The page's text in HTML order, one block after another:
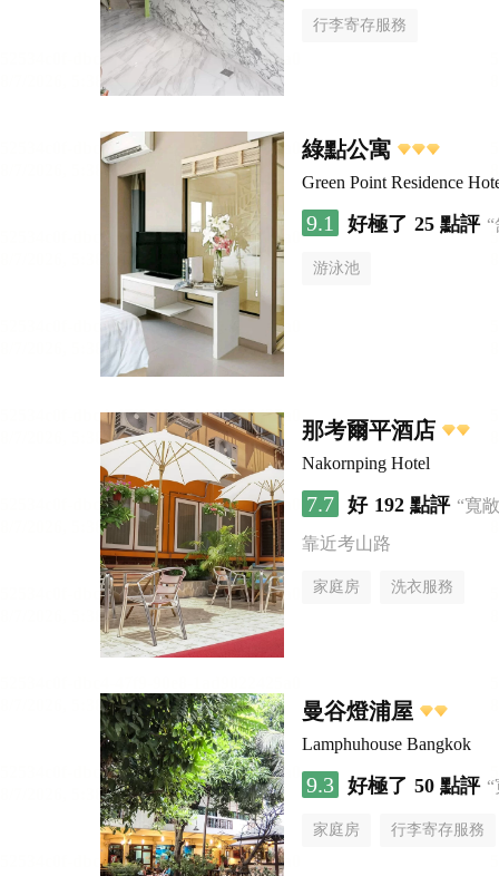
行李寄存服務
綠點公寓
Green Point Residence
9.1 好極了 25 點評
游泳池
那考爾平酒店
Nakornping Hotel
7.7 好 192 點評 “寬
靠近考山路
家庭房 洗衣服務
曼谷燈浦屋
Lamphuhouse Bangkok
9.3 好極了 50 點評
家庭房 行李寄存服務